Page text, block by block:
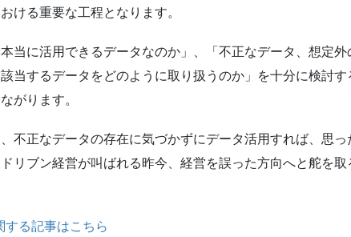
ける重要な工程となります。
当に活用できるデータなのか」、「不正なデータ、想定
当するデータをどのように取り扱うのか」を十分に検討
がります。
不正なデータの存在に気づかずにデータ活用すれば、思っ
リブン経営が叫ばれる昨今、経営を誤った方向へと舵を
る記事はこちら